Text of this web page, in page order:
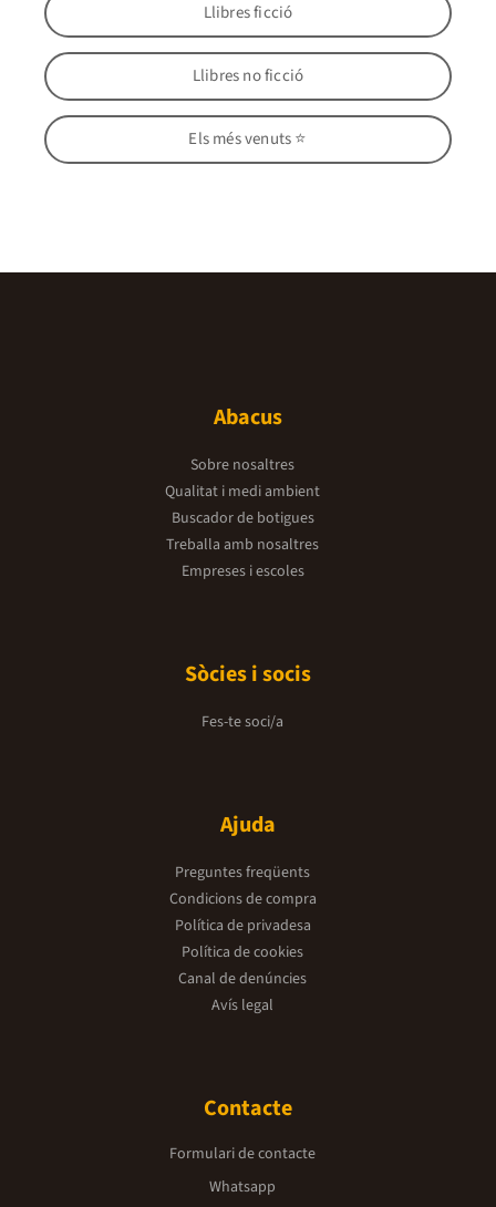
Llibres ficció
Llibres no ficció
Els més venuts ⭐
Abacus
Sobre nosaltres
Qualitat i medi ambient
Buscador de botigues
Treballa amb nosaltres
Empreses i escoles
Sòcies i socis
Fes-te soci/a
Ajuda
Preguntes freqüents
Condicions de compra
Política de privadesa
Política de cookies
Canal de denúncies
Avís legal
Contacte
Formulari de contacte
Whatsapp